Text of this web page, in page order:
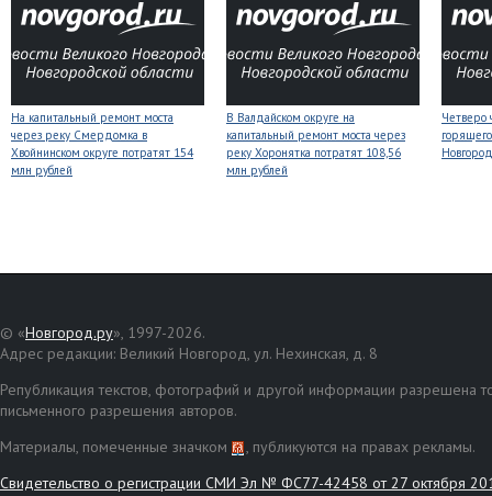
На капитальный ремонт моста
через реку Смердомка в
Хвойнинском округе потратят 154
млн рублей
В Валдайском округе на
капитальный ремонт моста через
реку Хоронятка потратят 108,56
млн рублей
Четверо
© «Новгород.ру», 1997-2026.
Адрес редакции: Великий Новгород, ул. Нехинская, д. 8
Републикация текстов, фотографий и другой информации разрешена
письменного разрешения авторов.
Материалы, помеченные значком
, публикуются на правах рекламы.
Свидетельство о регистрации СМИ Эл № ФС77-42458 от 27 октября